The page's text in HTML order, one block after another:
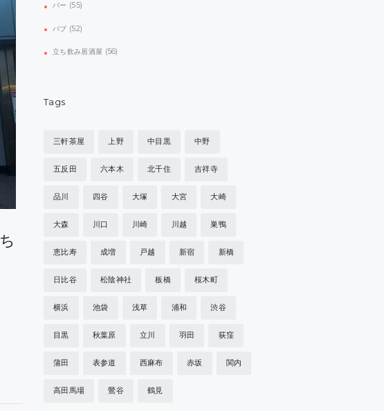
バー (55)
パブ (52)
立ち飲み居酒屋 (56)
Tags
三軒茶屋 上野 中目黒 中野
五反田 六本木 北千住 吉祥寺
品川 四谷 大塚 大宮 大崎
大森 川口 川崎 川越 巣鴨
恵比寿 成増 戸越 新宿 新橋
日比谷 松陰神社 板橋 桜木町
横浜 池袋 浅草 浦和 渋谷
目黒 秋葉原 立川 羽田 荻窪
蒲田 表参道 西麻布 赤坂 関内
高田馬場 鶯谷 鶴見